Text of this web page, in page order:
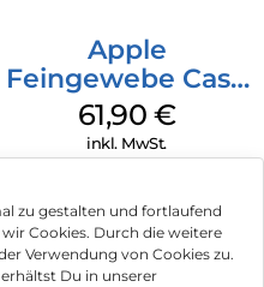
zu gestalten und fortlaufend
Cookies. Durch die weitere
Verwendung von Cookies zu.
Du in unserer
Apple
Feingewebe Case
iPhone 15 Pro
MagSafe Schwarz
61,90 €
inkl. MwSt.